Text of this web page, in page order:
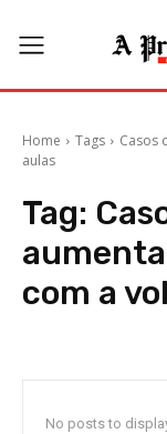
Home Tags
Casos
aulas
Tag:
com a
No posts to